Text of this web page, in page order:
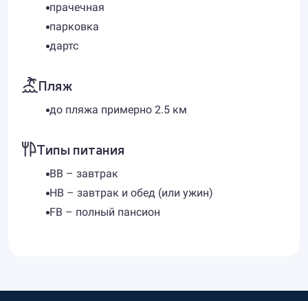
прачечная
парковка
дартс
Пляж
до пляжа примерно 2.5 км
Типы питания
BB – завтрак
HB – завтрак и обед (или ужин)
FB – полный пансион